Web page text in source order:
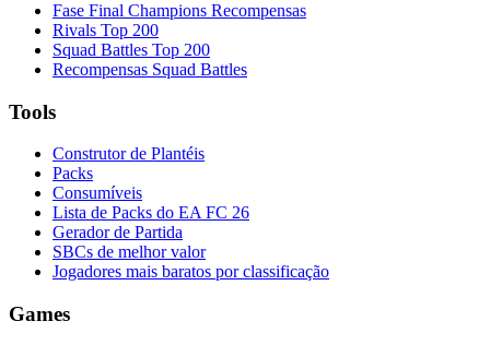
Fase Final Champions Recompensas
Rivals Top 200
Squad Battles Top 200
Recompensas Squad Battles
Tools
Construtor de Plantéis
Packs
Consumíveis
Lista de Packs do EA FC 26
Gerador de Partida
SBCs de melhor valor
Jogadores mais baratos por classificação
Games